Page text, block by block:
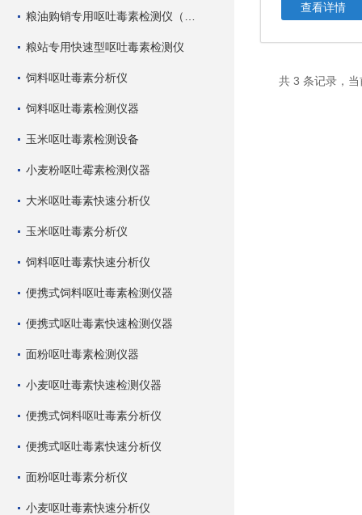
粮站专用快速型呕吐毒素检测仪
饲料呕吐毒素分析仪
饲料呕吐毒素检测仪器
玉米呕吐毒素检测设备
小麦粉呕吐霉素检测仪器
大米呕吐毒素快速分析仪
玉米呕吐毒素分析仪
饲料呕吐毒素快速分析仪
便携式饲料呕吐毒素检测仪器
便携式呕吐毒素快速检测仪器
面粉呕吐毒素检测仪器
小麦呕吐毒素快速检测仪器
便携式饲料呕吐毒素分析仪
便携式呕吐毒素快速分析仪
面粉呕吐毒素分析仪
小麦呕吐毒素快速分析仪
查看详情
共 3 条记录，